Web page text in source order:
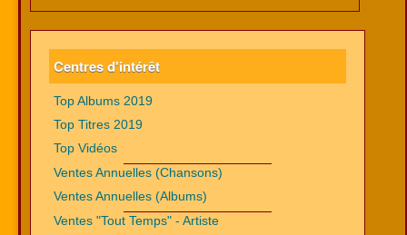
Centres d'intérêt
Top Albums 2019
Top Titres 2019
Top Vidéos
Ventes Annuelles (Chansons)
Ventes Annuelles (Albums)
Ventes "Tout Temps" - Artiste